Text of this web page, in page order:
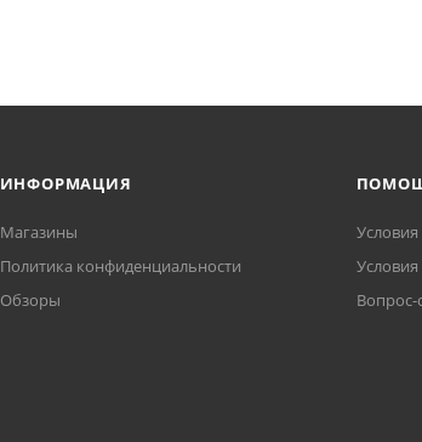
ИНФОРМАЦИЯ
Магазины
Политика конфиденциальности
Обзоры
Условия
Вопрос-